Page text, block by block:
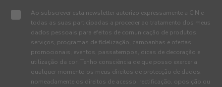
Ao subscrever esta newsletter autorizo expressamente a CIN e
todas as suas participadas a proceder ao tratamento dos meus
dados pessoais para efeitos de comunicação de produtos,
serviços, programas de fidelização, campanhas e ofertas
promocionais, eventos, passatempos, dicas de decoração e
utilização da cor. Tenho consciência de que posso exercer a
qualquer momento os meus direitos de protecção de dados,
nomeadamente os direitos de acesso, rectificação, oposição ou